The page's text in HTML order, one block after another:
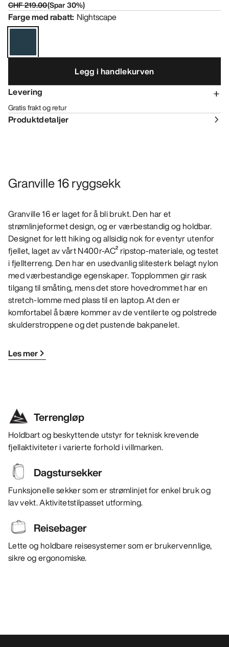
CHF 219.00(Spar30%)
Farge med rabatt: Nightscape
Legg i handlekurven
Levering
Gratis frakt og retur
Produktdetaljer
Granville 16 ryggsekk
Granville 16 er laget for å bli brukt. Den har et
strømlinjeformet design, og er værbestandig og holdbar.
Designet for lett hiking og allsidig nok for eventyr utenfor
fjellet, laget av vårt N400r-AC² ripstop-materiale, og testet
i fjellterreng. Den har en usedvanlig slitesterk belagt nylon
med værbestandige egenskaper. Topplommen gir rask
tilgang til småting, mens det store hovedrommet har en
stretch-lomme med plass til en laptop. At den er
komfortabel å bære kommer av de ventilerte og polstrede
skulderstroppene og det pustende bakpanelet.
Les mer
Terrengløp
Holdbart og beskyttende utstyr for teknisk krevende
fjellaktiviteter i varierte forhold i villmarken.
Dagstursekker
Funksjonelle sekker som er strømlinjet for enkel bruk og
lav vekt. Aktivitetstilpasset utforming.
Reisebager
Lette og holdbare reisesystemer som er brukervennlige,
sikre og ergonomiske.